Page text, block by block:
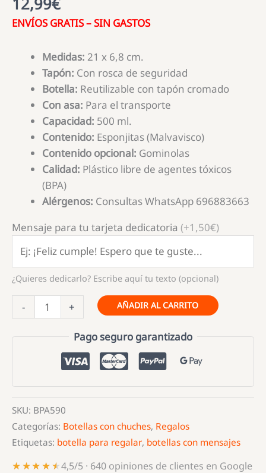
ENVÍOS GRATIS – SIN GASTOS
Medidas: 21 x 6,8 cm.
Tapón: Con rosca de seguridad
Botella: Reutilizable con tapón cromado
Con asa: Para el transporte
Capacidad: 500 ml.
Contenido: Esponjitas (Malvavisco)
Contenido opcional: Gominolas
Calidad: Plástico libre de agentes tóxicos
(BPA)
Alérgenos: Consultas WhatsApp 696883663
Mensaje para tu tarjeta dedicatoria (+1,50€)
¿Quieres dedicarlo? Escribe aquí tu texto (opcional)
-
Localcoño
Power
+ AÑADIR AL CARRITO
Pago seguro garantizado
SKU: BPA590
Categorías: Botellas con chuches, Regalos
Etiquetas: botella para regalar, botellas con mensajes
★★★★★
★★★★★4,5/5 · 640 opiniones de clientes en Google